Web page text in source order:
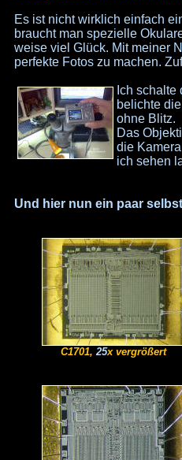
Es ist nicht wirklich einfach
braucht man spezielle
weise viel Glück. Mit meiner
perfekte Fotos zu machen.
Ich
belichte
ohne Blitz.
Das
die
ich sehen
Und hier nun ein paar
C1701,25x vergrößert